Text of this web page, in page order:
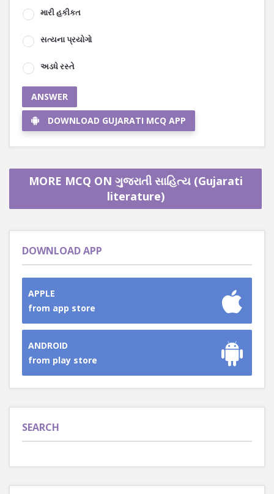
મારી હકીકત
સત્યના પ્રયોગો
અડધે રસ્તે
ANSWER
DOWNLOAD GUJARATI MCQ APP
MORE MCQ ON ગુજરાતી સાહિત્ય (Gujarati
literature)
DOWNLOAD APP
APPLE
from app store
ANDROID
from play store
SEARCH